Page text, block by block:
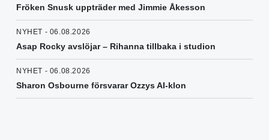
Fröken Snusk uppträder med Jimmie Åkesson
NYHET - 06.08.2026
Asap Rocky avslöjar – Rihanna tillbaka i studion
NYHET - 06.08.2026
Sharon Osbourne försvarar Ozzys AI-klon